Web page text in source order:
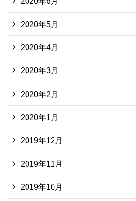
2020年5月
2020年4月
2020年3月
2020年2月
2020年1月
2019年12月
2019年11月
2019年10月